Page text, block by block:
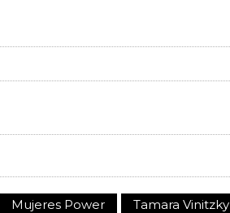
Mujeres Power Tamara Vinitzky